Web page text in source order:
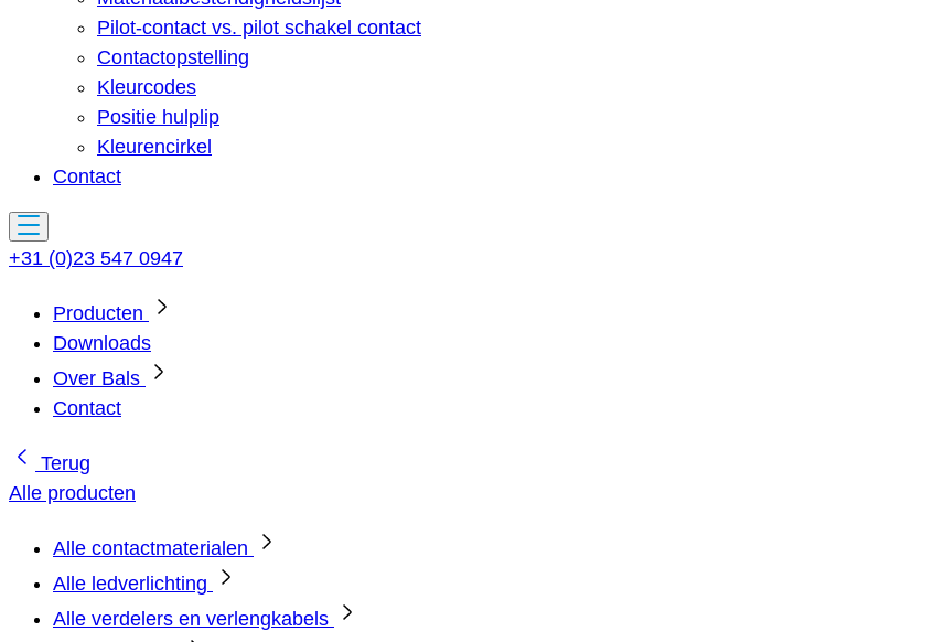
Pilot-contact vs. pilot schakel contact
Contactopstelling
Kleurcodes
Positie hulplip
Kleurencirkel
Contact
+31 (0)23 547 0947
Producten
Downloads
Over Bals
Contact
Terug
Alle producten
Alle contactmaterialen
Alle ledverlichting
Alle verdelers en verlengkabels